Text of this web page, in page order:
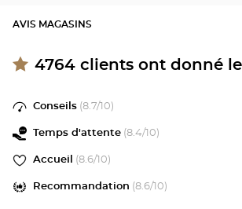
AVIS MAGASINS
4764 clients ont donné
Conseils (8.7/10)
Temps d'attente (8.4/10)
Accueil (8.6/10)
Recommandation (8.6/10)